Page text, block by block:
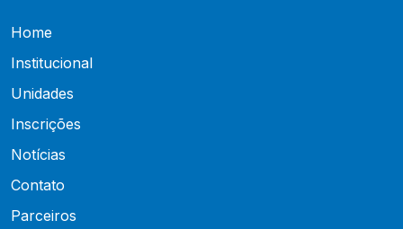
Home
Institucional
Unidades
Inscrições
Notícias
Contato
Parceiros